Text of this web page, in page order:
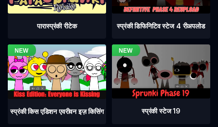
पारास्प्रंकी रीटेक स्प्रंकी डिफिनिटिव स्टेज 4 रीअपलोड
स्प्रंकी किस एडिशन एवरीवन इज़ किसिंग स्प्रंकी स्टेज 19